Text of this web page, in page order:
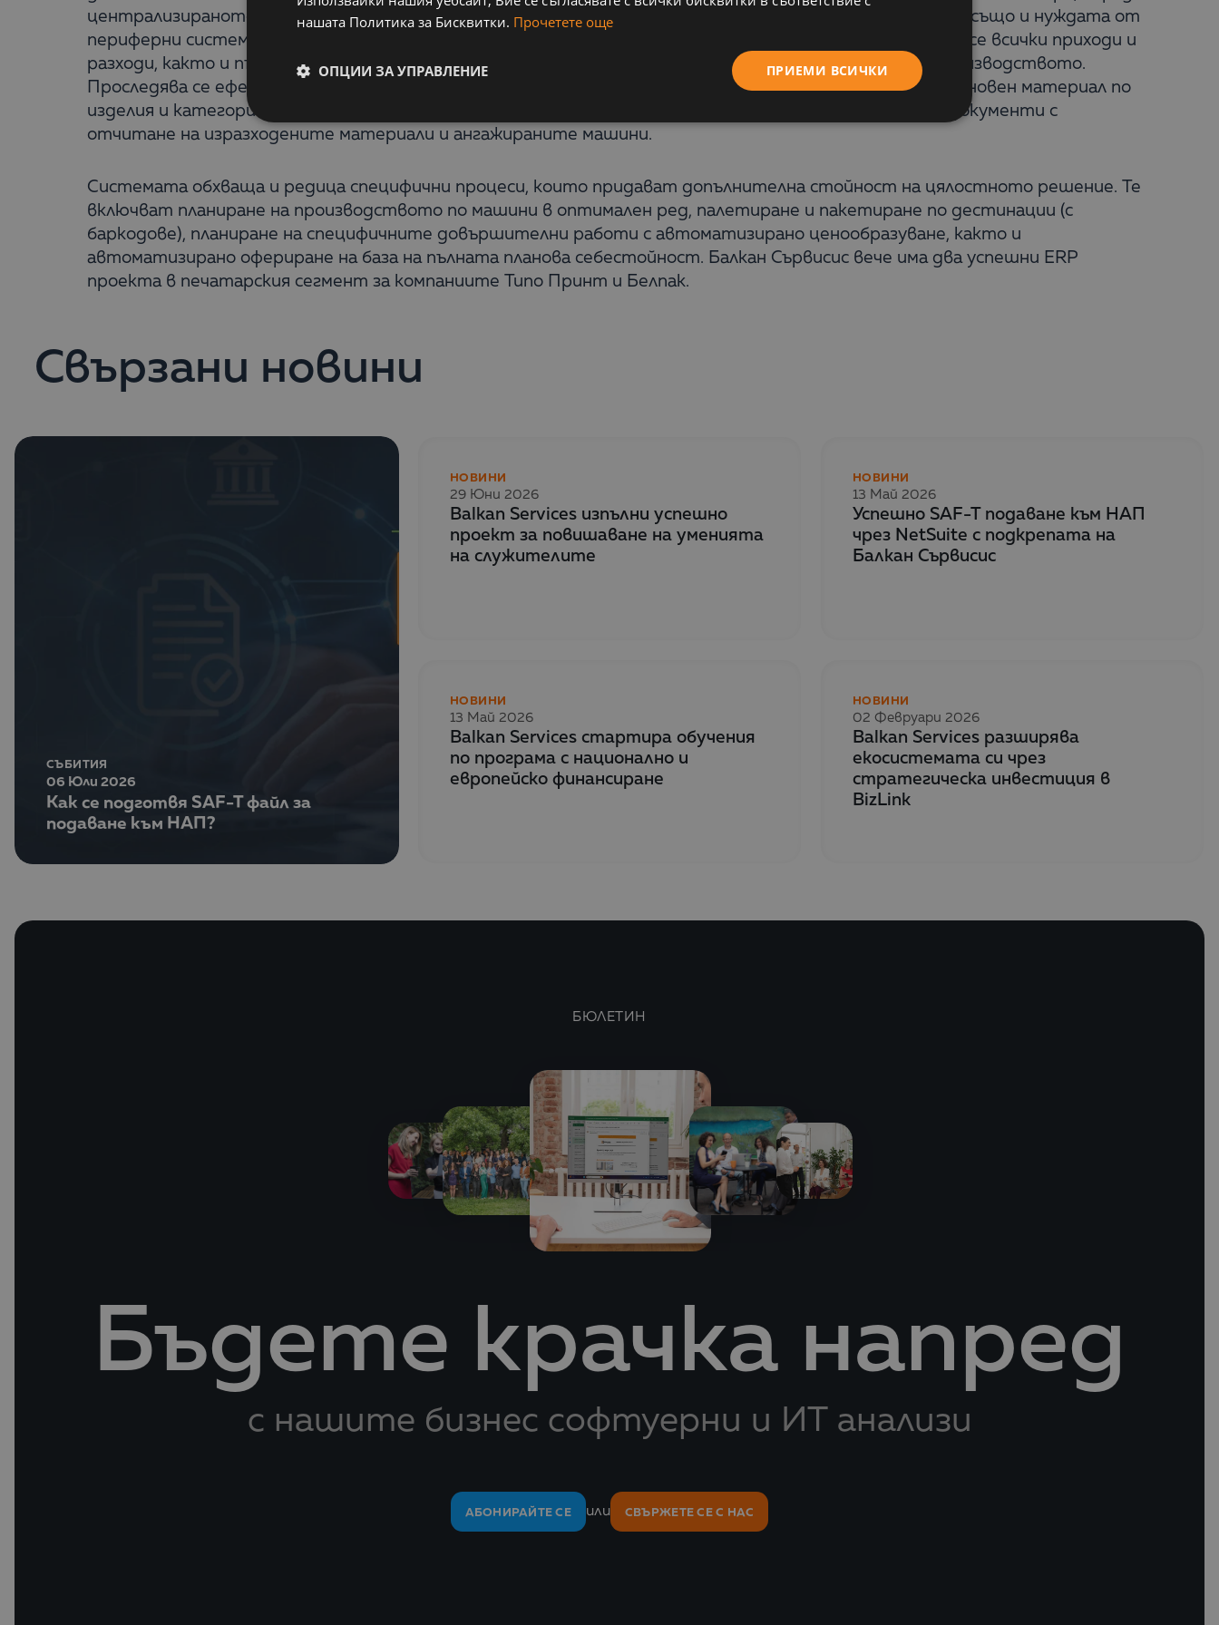
централизираното планиране и проследяване на изделието по целия цикъл на производство. Отпада също и нуждата от
периферни системи за отчитане и справки. Всички процеси се осчетоводяват автоматично. Следят се всички приходи и
разходи, както и пълната производствена себестойност на всяко едно изделие по всички фази на производството.
Проследява се ефективността на търговците, дизайнерите и печатарите, отчита се фирата на основен материал по
изделия и категории, както и производственият брак. Автоматично се създават производствени документи с
отчитане на изразходените материали и ангажираните машини.
Системата обхваща и редица специфични процеси, които придават допълнителна стойност на цялостното решение. Те
включват планиране на производството по машини в оптимален ред, палетиране и пакетиране по дестинации (с
баркодове), планиране на специфичните довършителни работи с автоматизирано ценообразуване, както и
автоматизирано офериране на база на пълната планова себестойност. Балкан Сървисис вече има два успешни ERP
проекта в печатарския сегмент за компаниите Типо Принт и Белпак.
Свързани новини
СЪБИТИЯ
06 Юли 2026
Как се подготвя SAF-T файл за
подаване към НАП?
НОВИНИ
29 Юни 2026
Balkan Services изпълни успешно
проект за повишаване на уменията
на служителите
НОВИНИ
13 Май 2026
Успешно SAF-T подаване към НАП
чрез NetSuite с подкрепата на
Балкан Сървисис
НОВИНИ
13 Май 2026
Balkan Services стартира обучения
по програма с национално и
европейско финансиране
НОВИНИ
02 Февруари 2026
Balkan Services разширява
екосистемата си чрез
стратегическа инвестиция в
BizLink
БЮЛЕТИН
Бъдете крачка напред
с нашите бизнес софтуерни и ИТ анализи
АБОНИРАЙТЕ СЕ или СВЪРЖЕТЕ СЕ С НАС
нашата Политика за Бисквитки. Прочетете още
ПРИЕМИ ВСИЧКИ
ОПЦИИ ЗА УПРАВЛЕНИЕ